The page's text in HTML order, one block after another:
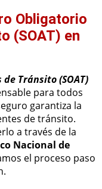
Obligatorio
(SOAT) en
Tránsito (SOAT)
para todos
garantiza la
de tránsito.
a través de la
Nacional de
el proceso paso